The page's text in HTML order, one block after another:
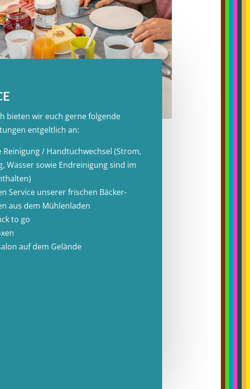
bieten wir euch gerne folgende
entgeltlich an:
Reinigung / Handtuchwechsel (Strom,
Wasser sowie Endreinigung sind im
Service unserer frischen Bäcker-
aus dem Mühlenladen
to go
auf dem Gelände